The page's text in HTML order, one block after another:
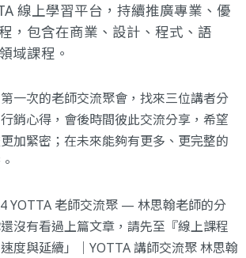
線上學習平台，持續推廣專業、優
，包含在商業、設計、程式、語
域課程。
一次的老師交流聚會，找來三位講者分
銷心得，會後時間彼此交流分享，希望
加緊密；在未來能夠有更多、更完整的
YOTTA 老師交流聚 — 林思翰老師的分
沒有看過上篇文章，請先至『線上課程
度與延續」｜YOTTA 講師交流聚 林思翰